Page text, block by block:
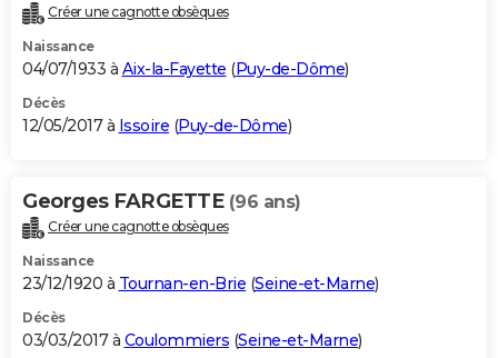
Créer une cagnotte obsèques
Naissance
04/07/1933 à Aix-la-Fayette (Puy-de-Dôme)
Décès
12/05/2017 à Issoire (Puy-de-Dôme)
Georges FARGETTE (96 ans)
Créer une cagnotte obsèques
Naissance
23/12/1920 à Tournan-en-Brie (Seine-et-Marne)
Décès
03/03/2017 à Coulommiers (Seine-et-Marne)